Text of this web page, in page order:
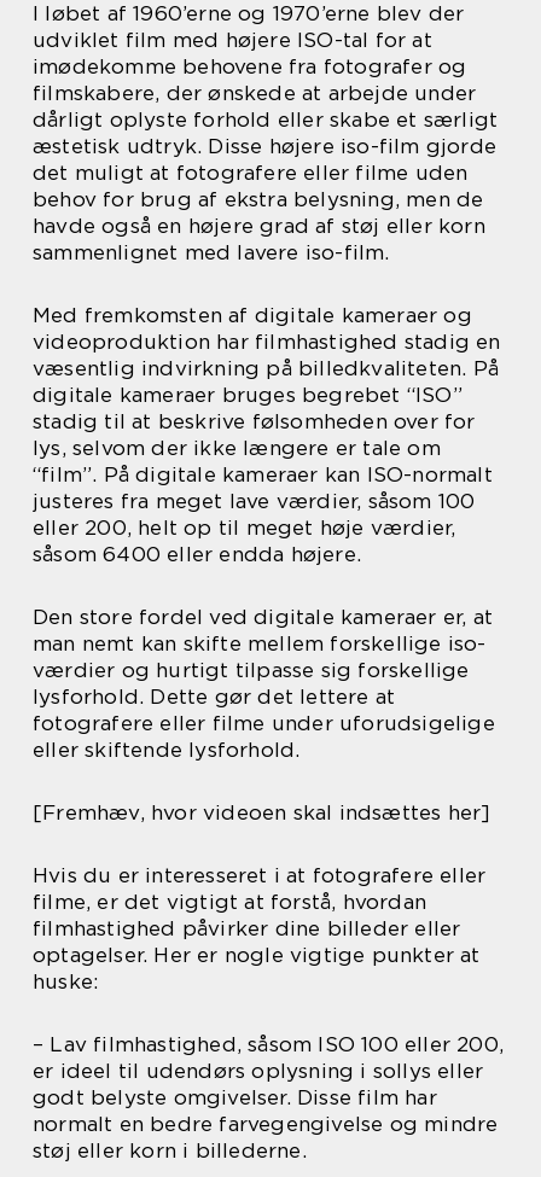
I løbet af 1960’erne og 1970’erne blev der
udviklet film med højere ISO-tal for at
imødekomme behovene fra fotografer og
filmskabere, der ønskede at arbejde under
dårligt oplyste forhold eller skabe et særligt
æstetisk udtryk. Disse højere iso-film gjorde
det muligt at fotografere eller filme uden
behov for brug af ekstra belysning, men de
havde også en højere grad af støj eller korn
sammenlignet med lavere iso-film.
Med fremkomsten af digitale kameraer og
videoproduktion har filmhastighed stadig en
væsentlig indvirkning på billedkvaliteten. På
digitale kameraer bruges begrebet “ISO”
stadig til at beskrive følsomheden over for
lys, selvom der ikke længere er tale om
“film”. På digitale kameraer kan ISO-normalt
justeres fra meget lave værdier, såsom 100
eller 200, helt op til meget høje værdier,
såsom 6400 eller endda højere.
Den store fordel ved digitale kameraer er, at
man nemt kan skifte mellem forskellige iso-
værdier og hurtigt tilpasse sig forskellige
lysforhold. Dette gør det lettere at
fotografere eller filme under uforudsigelige
eller skiftende lysforhold.
[Fremhæv, hvor videoen skal indsættes her]
Hvis du er interesseret i at fotografere eller
filme, er det vigtigt at forstå, hvordan
filmhastighed påvirker dine billeder eller
optagelser. Her er nogle vigtige punkter at
huske:
– Lav filmhastighed, såsom ISO 100 eller 200,
er ideel til udendørs oplysning i sollys eller
godt belyste omgivelser. Disse film har
normalt en bedre farvegengivelse og mindre
støj eller korn i billederne.